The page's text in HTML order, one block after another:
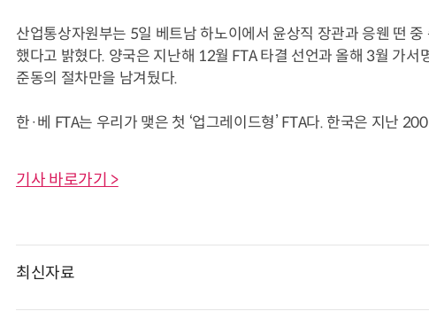
산업통상자원부는 5일 베트남 하노이에서 윤상직 장관과 응웬 떤
했다고 밝혔다. 양국은 지난해 12월 FTA 타결 선언과 올해 3월 가서
준동의 절차만을 남겨뒀다.
한·베 FTA는 우리가 맺은 첫 ‘업그레이드형’ FTA다. 한국은 지난
기사 바로가기 >
최신자료